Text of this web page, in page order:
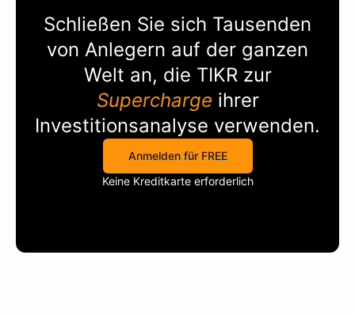
Schließen Sie sich Tausenden
von Anlegern auf der ganzen
Welt an, die TIKRzur
Supercharge ihrer
Investitionsanalyse verwenden.
Anmelden für FREE
Keine Kreditkarte erforderlich